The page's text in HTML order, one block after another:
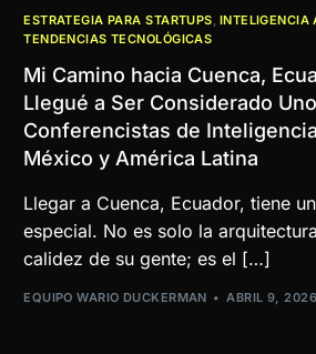
ESTRATEGIA PARA STARTUPS, INTELIGENCIA
TENDENCIAS TECNOLÓGICAS
Mi Camino hacia Cuenca,
Llegué a Ser Considerado
Conferencistas de
México y América Latina
Llegar a Cuenca, Ecuador, tiene
especial. No es solo la
calidez de su gente; es el […]
EQUIPO WARIO DUCKERMAN ABRIL 9, 2026